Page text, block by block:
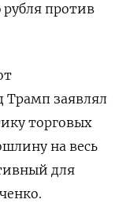
против
Трамп заявлял
торговых
на весь
для